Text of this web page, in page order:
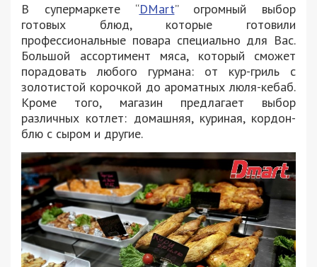
В супермаркете “DMart” огромный выбор
готовых блюд, которые готовили
профессиональные повара специально для Вас.
Большой ассортимент мяса, который сможет
порадовать любого гурмана: от кур-гриль с
золотистой корочкой до ароматных люля-кебаб.
Кроме того, магазин предлагает выбор
различных котлет: домашняя, куриная, кордон-
блю с сыром и другие.